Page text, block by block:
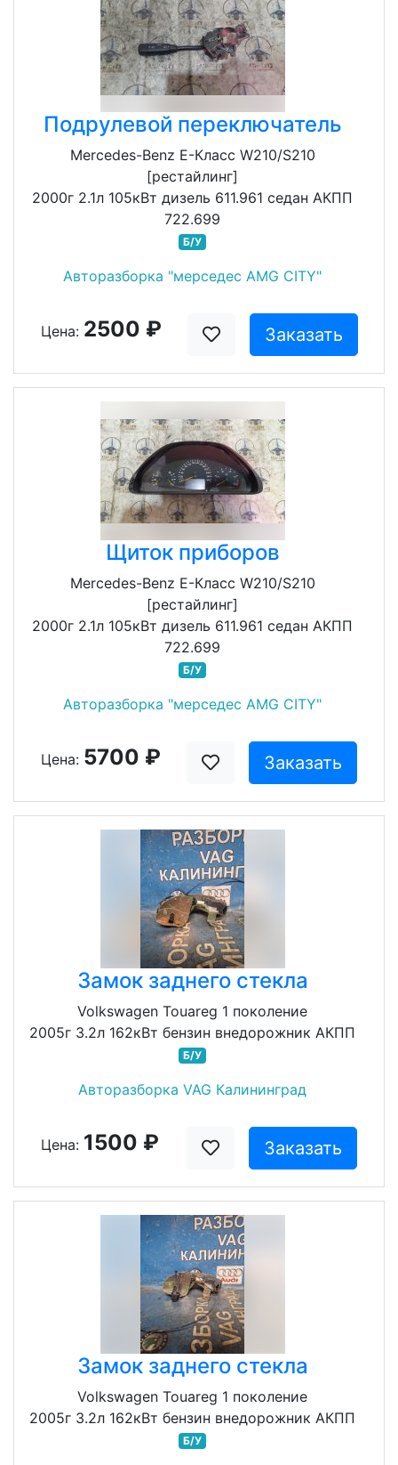
Подрулевой переключатель
Mercedes-Benz E-Класс W210/S210
[рестайлинг]
2000г 2.1л 105кВт дизель 611.961 седан АКПП
722.699
Б/У
Авторазборка "мерседес AMG CITY"
Цена: 2500 ₽ Заказать
Щиток приборов
Mercedes-Benz E-Класс W210/S210
[рестайлинг]
2000г 2.1л 105кВт дизель 611.961 седан АКПП
722.699
Б/У
Авторазборка "мерседес AMG CITY"
Цена: 5700 ₽ Заказать
Замок заднего стекла
Volkswagen Touareg 1 поколение
2005г 3.2л 162кВт бензин внедорожник АКПП
Б/У
Авторазборка VAG Калининград
Цена: 1500 ₽ Заказать
Замок заднего стекла
Volkswagen Touareg 1 поколение
2005г 3.2л 162кВт бензин внедорожник АКПП
Б/У